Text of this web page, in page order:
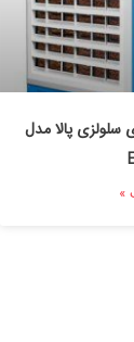
آبی 7500 انرژی سلولزی پالا مدل
»